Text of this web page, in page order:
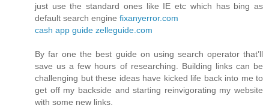
just use the standard ones like IE etc which has bing as
default search engine fixanyerror.com
cash app guide zelleguide.com
By far one the best guide on using search operator that’ll
save us a few hours of researching. Building links can be
challenging but these ideas have kicked life back into me to
get off my backside and starting reinvigorating my website
with some new links.